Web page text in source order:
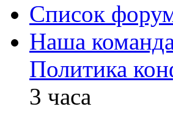
Список
Наша
Политика
3 часа